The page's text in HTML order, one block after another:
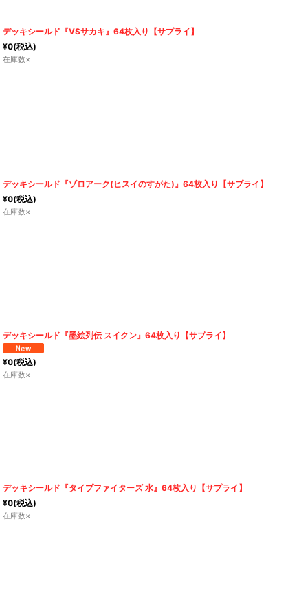
デッキシールド『VSサカキ』64枚入り【サプライ】
¥0(税込)
在庫数×
デッキシールド『ゾロアーク(ヒスイのすがた)』64枚入り【サプライ】
¥0(税込)
在庫数×
デッキシールド『墨絵列伝 スイクン』64枚入り【サプライ】
¥0(税込)
在庫数×
デッキシールド『タイプファイターズ 水』64枚入り【サプライ】
¥0(税込)
在庫数×